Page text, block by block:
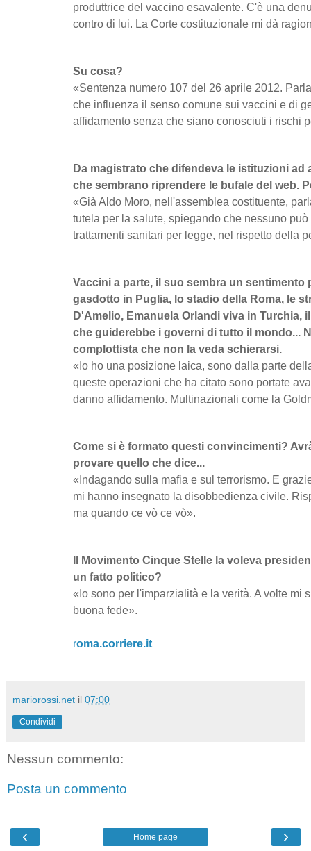
produttrice del vaccino esavalente. C'è una
contro di lui. La Corte costituzionale mi dà
Su cosa?
«Sentenza numero 107 del 26 aprile 2012.
che influenza il senso comune sui vaccini e di
affidamento senza che siano conosciuti i rischi
Da magistrato che difendeva le istituzioni ad
che sembrano riprendere le bufale del web.
«Già Aldo Moro, nell'assemblea costituente,
tutela per la salute, spiegando che nessuno
trattamenti sanitari per legge, nel rispetto della
Vaccini a parte, il suo sembra un sentimento
gasdotto in Puglia, lo stadio della Roma, le
D'Amelio, Emanuela Orlandi viva in Turchia,
che guiderebbe i governi di tutto il mondo...
complottista che non la veda schierarsi.
«Io ho una posizione laica, sono dalla parte
queste operazioni che ha citato sono portate
danno affidamento. Multinazionali come la
Come si è formato questi convincimenti?
provare quello che dice...
«Indagando sulla mafia e sul terrorismo. E
mi hanno insegnato la disobbedienza civile.
maquando ce vò ce vò».
Il Movimento Cinque Stelle la voleva
un fatto politico?
«Io sono per l'imparzialità e la verità. A volte mi
buona fede».
roma.corriere.it
mariorossi.net il 07:00
Condividi
Nessun commento:
Posta un commento
‹ ›
Home page